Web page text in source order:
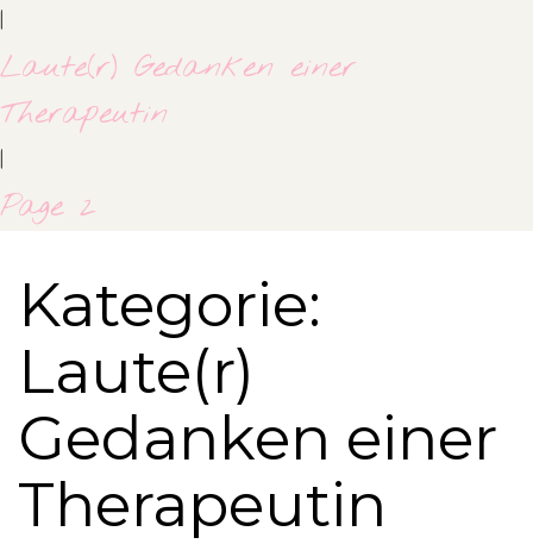
|
Laute(r) Gedanken einer
Therapeutin
|
Page 2
Kategorie:
Laute(r)
Gedanken einer
Therapeutin